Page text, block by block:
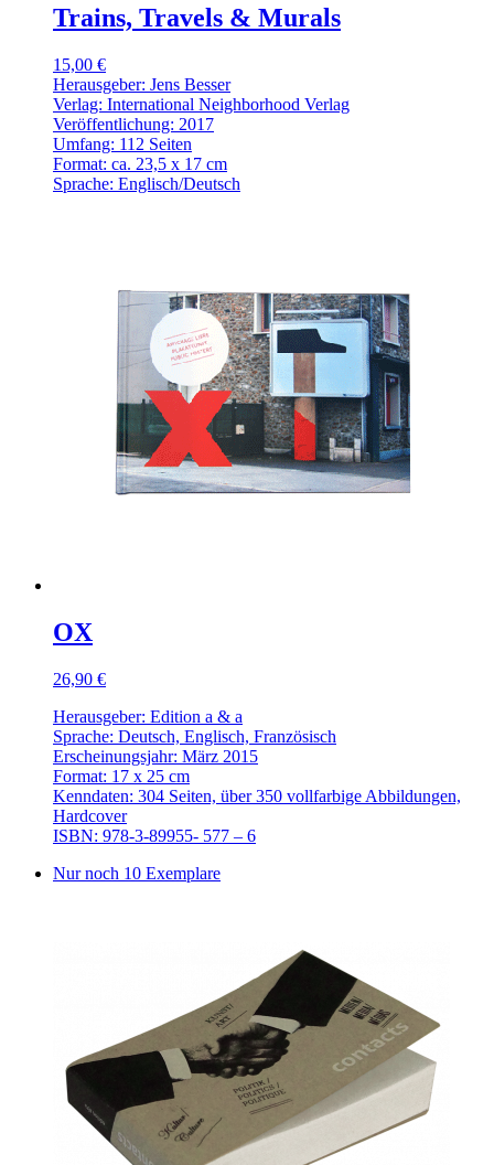
Trains, Travels & Murals
15,00 €
Herausgeber: Jens Besser
Verlag: International Neighborhood Verlag
Veröffentlichung: 2017
Umfang: 112 Seiten
Format: ca. 23,5 x 17 cm
Sprache: Englisch/Deutsch
OX
26,90 €
Herausgeber: Edition a & a
Sprache: Deutsch, Englisch, Französisch
Erscheinungsjahr: März 2015
Format: 17 x 25 cm
Kenndaten: 304 Seiten, über 350 vollfarbige Abbildungen,
Hardcover
ISBN: 978-3-89955- 577 – 6
Nur noch 10 Exemplare